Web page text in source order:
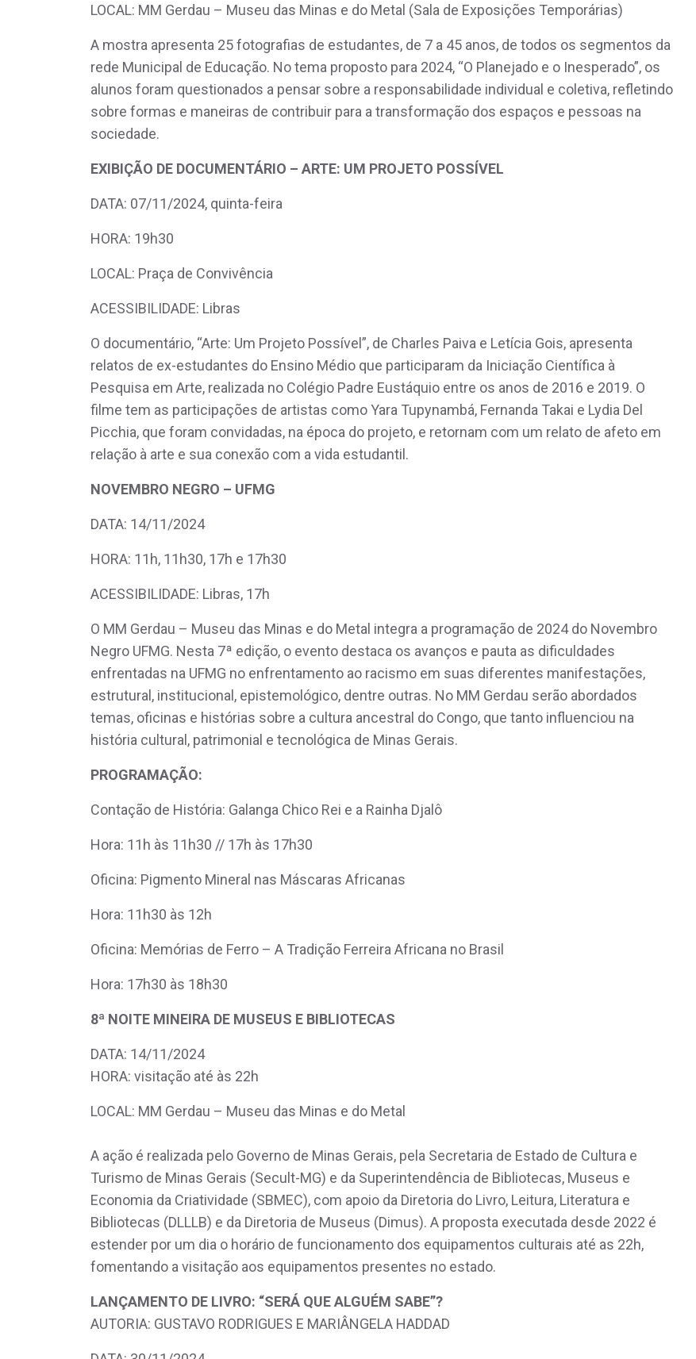
LOCAL: MM Gerdau – Museu das Minas e do Metal (Sala de Exposições Temporárias)
A mostra apresenta 25 fotografias de estudantes, de 7 a 45 anos, de todos os segmentos da
rede Municipal de Educação. No tema proposto para 2024, “O Planejado e o Inesperado”, os
alunos foram questionados a pensar sobre a responsabilidade individual e coletiva, refletindo
sobre formas e maneiras de contribuir para a transformação dos espaços e pessoas na
sociedade.
EXIBIÇÃO DE DOCUMENTÁRIO – ARTE: UM PROJETO POSSÍVEL
DATA: 07/11/2024, quinta-feira
HORA: 19h30
LOCAL: Praça de Convivência
ACESSIBILIDADE: Libras
O documentário, “Arte: Um Projeto Possível”, de Charles Paiva e Letícia Gois, apresenta
relatos de ex-estudantes do Ensino Médio que participaram da Iniciação Científica à
Pesquisa em Arte, realizada no Colégio Padre Eustáquio entre os anos de 2016 e 2019. O
filme tem as participações de artistas como Yara Tupynambá, Fernanda Takai e Lydia Del
Picchia, que foram convidadas, na época do projeto, e retornam com um relato de afeto em
relação à arte e sua conexão com a vida estudantil.
NOVEMBRO NEGRO – UFMG
DATA: 14/11/2024
HORA: 11h, 11h30, 17h e 17h30
ACESSIBILIDADE: Libras, 17h
O MM Gerdau – Museu das Minas e do Metal integra a programação de 2024 do Novembro
Negro UFMG. Nesta 7ª edição, o evento destaca os avanços e pauta as dificuldades
enfrentadas na UFMG no enfrentamento ao racismo em suas diferentes manifestações,
estrutural, institucional, epistemológico, dentre outras. No MM Gerdau serão abordados
temas, oficinas e histórias sobre a cultura ancestral do Congo, que tanto influenciou na
história cultural, patrimonial e tecnológica de Minas Gerais.
PROGRAMAÇÃO:
Contação de História: Galanga Chico Rei e a Rainha Djalô
Hora: 11h às 11h30 // 17h às 17h30
Oficina: Pigmento Mineral nas Máscaras Africanas
Hora: 11h30 às 12h
Oficina: Memórias de Ferro – A Tradição Ferreira Africana no Brasil
Hora: 17h30 às 18h30
8ª NOITE MINEIRA DE MUSEUS E BIBLIOTECAS
DATA: 14/11/2024
HORA: visitação até às 22h
LOCAL: MM Gerdau – Museu das Minas e do Metal
A ação é realizada pelo Governo de Minas Gerais, pela Secretaria de Estado de Cultura e
Turismo de Minas Gerais (Secult-MG) e da Superintendência de Bibliotecas, Museus e
Economia da Criatividade (SBMEC), com apoio da Diretoria do Livro, Leitura, Literatura e
Bibliotecas (DLLLB) e da Diretoria de Museus (Dimus). A proposta executada desde 2022 é
estender por um dia o horário de funcionamento dos equipamentos culturais até as 22h,
fomentando a visitação aos equipamentos presentes no estado.
LANÇAMENTO DE LIVRO: “SERÁ QUE ALGUÉM SABE”?
AUTORIA: GUSTAVO RODRIGUES E MARIÂNGELA HADDAD